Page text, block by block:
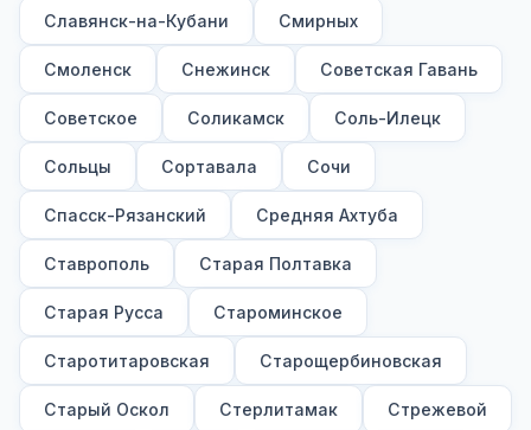
Славянск-на-Кубани Смирных
Смоленск Снежинск Советская Гавань
Советское Соликамск Соль-Илецк
Сольцы Сортавала Сочи
Спасск-Рязанский Средняя Ахтуба
Ставрополь Старая Полтавка
Старая Русса Староминское
Старотитаровская Старощербиновская
Старый Оскол Стерлитамак Стрежевой